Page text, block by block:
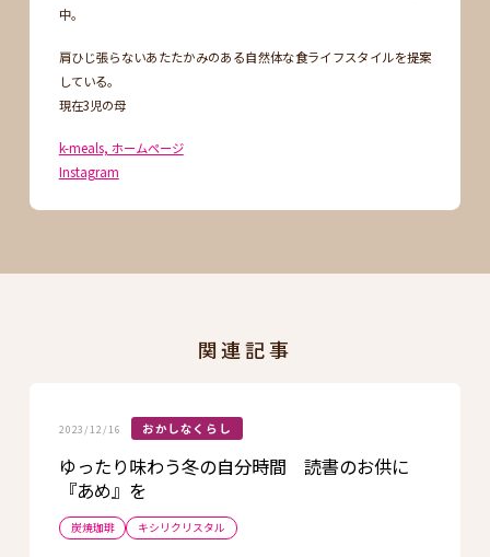
中。
肩ひじ張らないあたたかみのある自然体な食ライフスタイルを提案
している。
現在3児の母
k-meals, ホームページ
Instagram
関連記事
2023/12/16 おかしなくらし
ゆったり味わう冬の自分時間 読書のお供に
『あめ』を
炭焼珈琲 キシリクリスタル